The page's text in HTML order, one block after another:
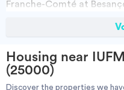
Propose
Cities
Franche-Comté at
Discover our thousands
real estates and
choices.
Housing near
(25000)
Discover the properties we